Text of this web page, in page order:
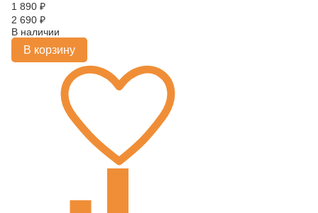
1 890 ₽
2 690 ₽
В наличии
В корзину